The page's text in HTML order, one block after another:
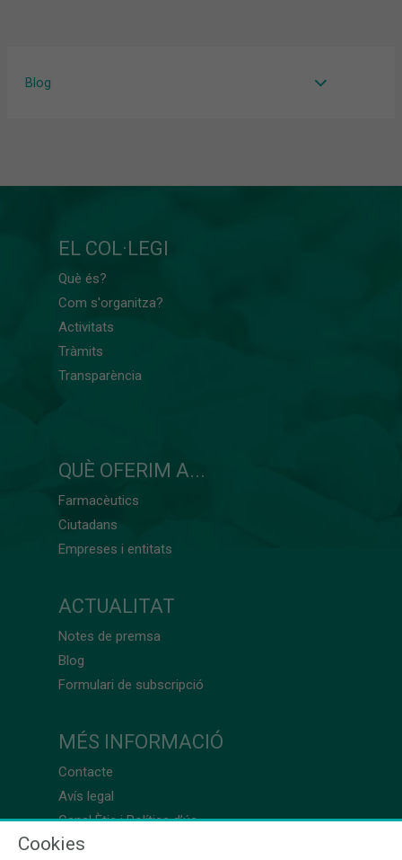
Blog
EL COL·LEGI
Què és?
Com s'organitza?
Activitats
Tràmits
Transparència
QUÈ OFERIM A...
Farmacèutics
Ciutadans
Empreses i entitats
ACTUALITAT
Notes de premsa
Blog
Formulari de subscripció
MÉS INFORMACIÓ
Contacte
Avís legal
Canal Ètic i Política d’ús
Cookies